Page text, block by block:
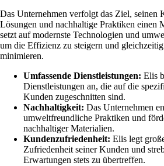
Das Unternehmen verfolgt das Ziel, seinen
Lösungen und nachhaltige Praktiken einen
setzt auf modernste Technologien und
um die Effizienz zu steigern und
minimieren.
Umfassende Dienstleistungen: Elis
Dienstleistungen an, die auf die
Kunden zugeschnitten sind.
Nachhaltigkeit: Das Unternehmen
umweltfreundliche Praktiken und
nachhaltiger Materialien.
Kundenzufriedenheit: Elis legt
Zufriedenheit seiner Kunden und
Erwartungen stets zu übertreffen.